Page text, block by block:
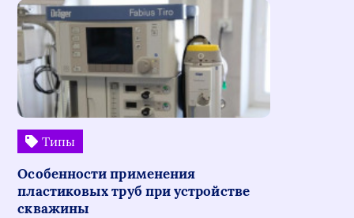
Типы
Особенности применения
пластиковых труб при устройстве
скважины